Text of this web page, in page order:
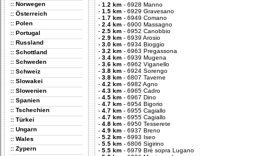
:: Norwegen
:: Österreich
:: Polen
:: Portugal
:: Russland
:: Schottland
:: Schweden
:: Schweiz
:: Slowakei
:: Slowenien
:: Spanien
:: Tschechien
:: Türkei
:: Ungarn
:: Wales
:: Zypern
- 1.2 km - 6928 Manno
- 1.5 km - 6929 Gravesano
- 1.7 km - 6949 Comano
- 2.4 km - 6900 Massagno
- 2.5 km - 6952 Canobbio
- 2.9 km - 6939 Arosio
- 3.0 km - 6934 Bioggio
- 3.2 km - 6963 Pregassona
- 3.4 km - 6939 Mugena
- 3.6 km - 6962 Viganello
- 3.8 km - 6924 Sorengo
- 3.8 km - 6807 Taverne
- 4.2 km - 6982 Agno
- 4.3 km - 6965 Cadro
- 4.5 km - 6967 Dino
- 4.7 km - 6954 Bigorio
- 4.7 km - 6955 Cagiallo
- 4.7 km - 6955 Cagiallo
- 4.8 km - 6950 Tesserete
- 4.9 km - 6937 Breno
- 5.2 km - 6993 Iseo
- 5.5 km - 6806 Sigirino
- 5.5 km - 6979 Brè sopra Lugano